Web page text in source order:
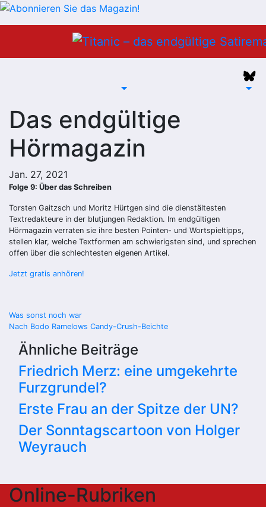
Das endgültige
Hörmagazin
Jan. 27, 2021
Folge 9: Über das Schreiben
Torsten Gaitzsch und Moritz Hürtgen sind die dienstältesten
Textredakteure in der blutjungen Redaktion. Im endgültigen
Hörmagazin verraten sie ihre besten Pointen- und Wortspieltipps,
stellen klar, welche Textformen am schwierigsten sind, und sprechen
offen über die schlechtesten eigenen Artikel.
Jetzt gratis anhören!
Beitragsnavigation
Was sonst noch war
Nach Bodo Ramelows Candy-Crush-Beichte
Ähnliche Beiträge
Friedrich Merz: eine umgekehrte
Furzgrundel?
Erste Frau an der Spitze der UN?
Der Sonntagscartoon von Holger
Weyrauch
Online-Rubriken